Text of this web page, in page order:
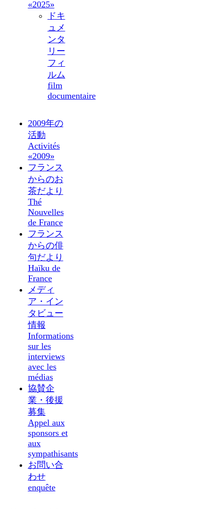
«2025»
ドキ
ュメ
ンタ
リー
フィ
ルム
film
documentaire
2009年の
活動
Activités
«2009»
フランス
からのお
茶だより
Thé
Nouvelles
de France
フランス
からの俳
句だより
Haïku de
France
メディ
ア・イン
タビュー
情報
Informations
sur les
interviews
avec les
médias
協賛企
業・後援
募集
Appel aux
sponsors et
aux
sympathisants
お問い合
わせ
enquête